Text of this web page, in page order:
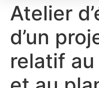
Atelier
d’un
relatif